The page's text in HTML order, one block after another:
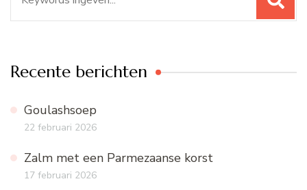
naar:
Recente berichten
Goulashsoep
22 februari 2026
Zalm met een Parmezaanse korst
17 februari 2026